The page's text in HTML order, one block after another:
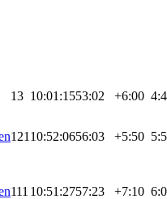
13 10:01:1553:02 +6:00
121 10:52:0656:03 +5:50
111 10:51:2757:23 +7:10